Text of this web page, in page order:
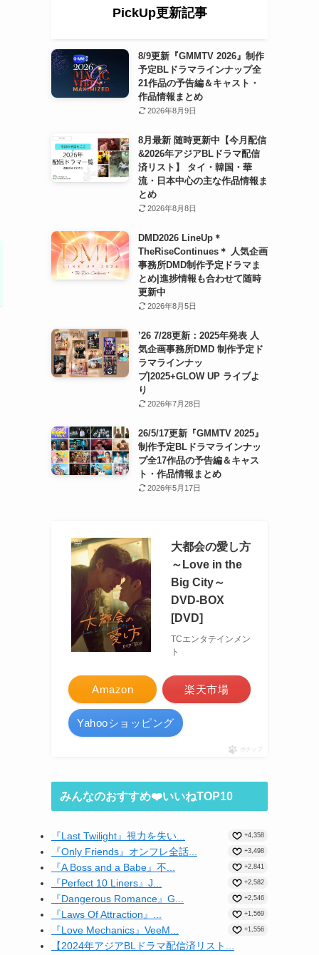
PickUp更新記事
8/9更新『GMMTV 2026』制作
予定BLドラマラインナップ全
21作品の予告編＆キャスト・
作品情報まとめ
2026年8月9日
8月最新 随時更新中【今月配信
&2026年アジアBLドラマ配信
済リスト】 タイ・韓国・華
流・日本中心の主な作品情報ま
とめ
2026年8月8日
DMD2026 LineUp＊
TheRiseContinues＊ 人気企画
事務所DMD制作予定ドラマま
とめ|進捗情報も合わせて随時
更新中
2026年8月5日
’26 7/28更新：2025年発表 人
気企画事務所DMD 制作予定ド
ラマラインナッ
プ|2025+GLOW UP ライブよ
り
2026年7月28日
26/5/17更新『GMMTV 2025』
制作予定BLドラマラインナッ
プ全17作品の予告編＆キャス
ト・作品情報まとめ
2026年5月17日
大都会の愛し方
～Love in the
Big City～
DVD-BOX
[DVD]
TCエンタテインメン
ト
Amazon 楽天市場
Yahooショッピング
ポチップ
みんなのおすすめ❤️いいねTOP10
『Last Twilight』視力を失い... +4,358
『Only Friends』オンフレ全話... +3,498
『A Boss and a Babe』不... +2,841
『Perfect 10 Liners』J... +2,582
『Dangerous Romance』G... +2,546
『Laws Of Attraction』... +1,569
『Love Mechanics』VeeM... +1,556
【2024年アジアBLドラマ配信済リスト...